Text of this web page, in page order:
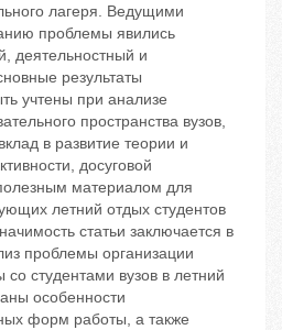
лагеря. Ведущими
проблемы явились
деятельностный и
результаты
учтены при анализе
пространства вузов,
в развитие теории и
досуговой
материалом для
летний отдых студентов
статьи заключается в
проблемы организации
со студентами вузов в летний
особенности
форм работы, а также